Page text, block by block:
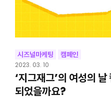
시즈널마케팅 캠페인
2023. 03. 10
‘지그재그’의 여성의
되었을까요?